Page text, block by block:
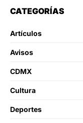
CATEGORÍAS
Artículos
Avisos
CDMX
Cultura
Deportes